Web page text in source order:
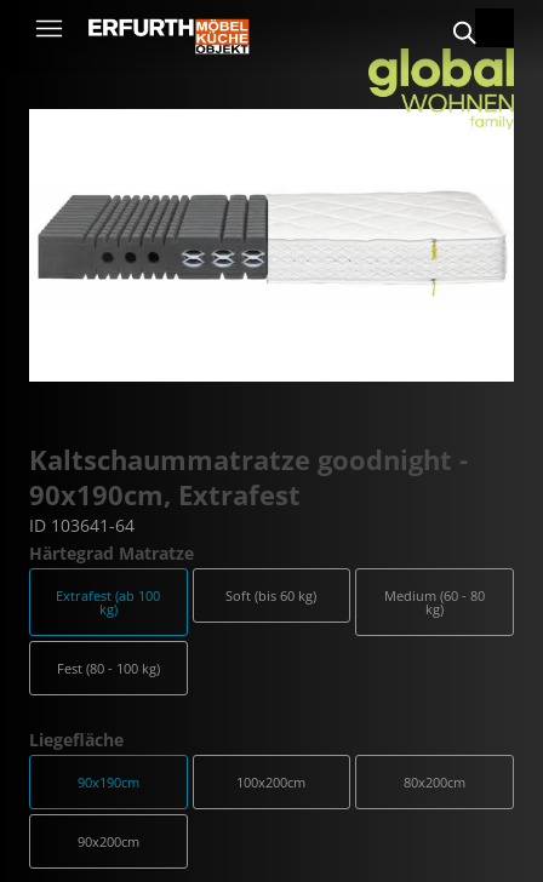
Kaltschaummatratze goodnight -
90x190cm, Extrafest
ID 103641-64
Härtegrad Matratze
Extrafest (ab 100
kg)
Soft (bis 60 kg) Medium (60 - 80
kg)
Fest (80 - 100 kg)
Liegefläche
90x190cm 100x200cm 80x200cm
90x200cm